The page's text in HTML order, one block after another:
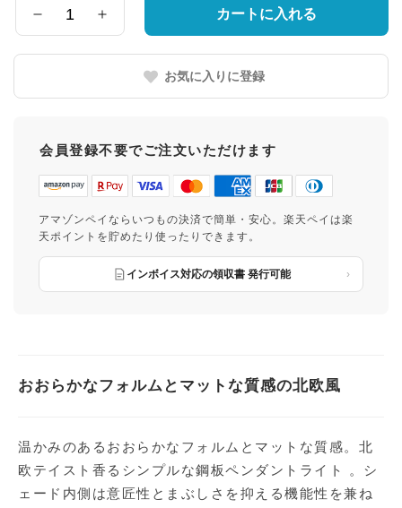
県
量
カートに入れる
お気に入りに登録
会員登録不要でご注文いただけます
アマゾンペイならいつもの決済で簡単・安心。楽天ペイは楽
天ポイントを貯めたり使ったりできます。
インボイス対応の領収書 発行可能
おおらかなフォルムとマットな質感の北欧風
温かみのあるおおらかなフォルムとマットな質感。北
欧テイスト香るシンプルな鋼板ペンダントライト 。シ
ェード内側は意匠性とまぶしさを抑える機能性を兼ね